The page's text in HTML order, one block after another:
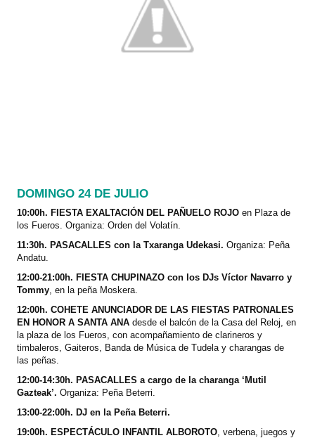
DOMINGO 24 DE JULIO
10:00h. FIESTA EXALTACIÓN DEL PAÑUELO ROJO en Plaza de
los Fueros. Organiza: Orden del Volatín.
11:30h. PASACALLES con la Txaranga Udekasi. Organiza: Peña
Andatu.
12:00-21:00h. FIESTA CHUPINAZO con los DJs Víctor Navarro y
Tommy, en la peña Moskera.
12:00h. COHETE ANUNCIADOR DE LAS FIESTAS PATRONALES
EN HONOR A SANTA ANA desde el balcón de la Casa del Reloj, en
la plaza de los Fueros, con acompañamiento de clarineros y
timbaleros, Gaiteros, Banda de Música de Tudela y charangas de
las peñas.
12:00-14:30h. PASACALLES a cargo de la charanga ‘Mutil
Gazteak’. Organiza: Peña Beterri.
13:00-22:00h. DJ en la Peña Beterri.
19:00h. ESPECTÁCULO INFANTIL ALBOROTO, verbena, juegos y